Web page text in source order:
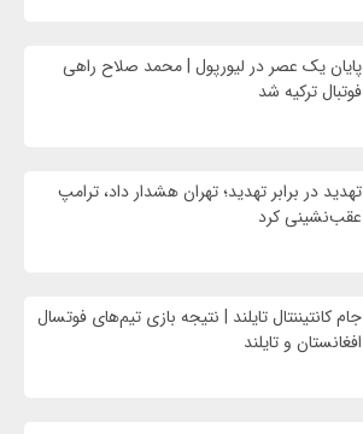
پایان یک عصر در لیورپول | محمد صلاح راهی
فوتبال ترکیه شد
تهدید در برابر تهدید؛ تهران هشدار داد، ترامپ
عقب‌نشینی کرد
جام کانتیننتال تایلند | نتیجه بازی تیم‌های فوتسال
افغانستان و تایلند